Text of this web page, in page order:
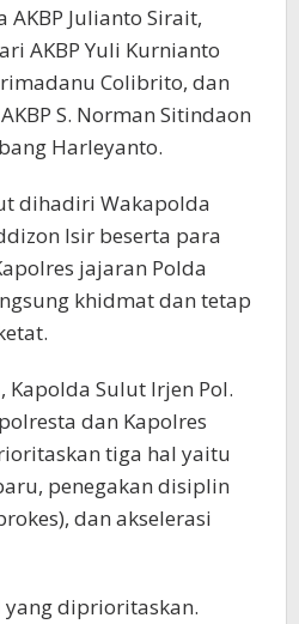
AKBP Julianto Sirait,
AKBP Yuli Kurnianto
Colibrito, dan
S. Norman Sitindaon
Harleyanto.
dihadiri Wakapolda
Isir beserta para
jajaran Polda
khidmat dan tetap
Sulut Irjen Pol.
dan Kapolres
tiga hal yaitu
penegakan disiplin
dan akselerasi
yang diprioritaskan.